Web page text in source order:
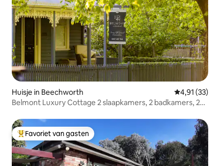
Huisje in Beechworth Gemiddelde
4,91 (33)
Belmont Luxury Cottage 2 slaapkamers, 2 badkamers, 2
Topfavoriet van gasten
Favoriet van gasten